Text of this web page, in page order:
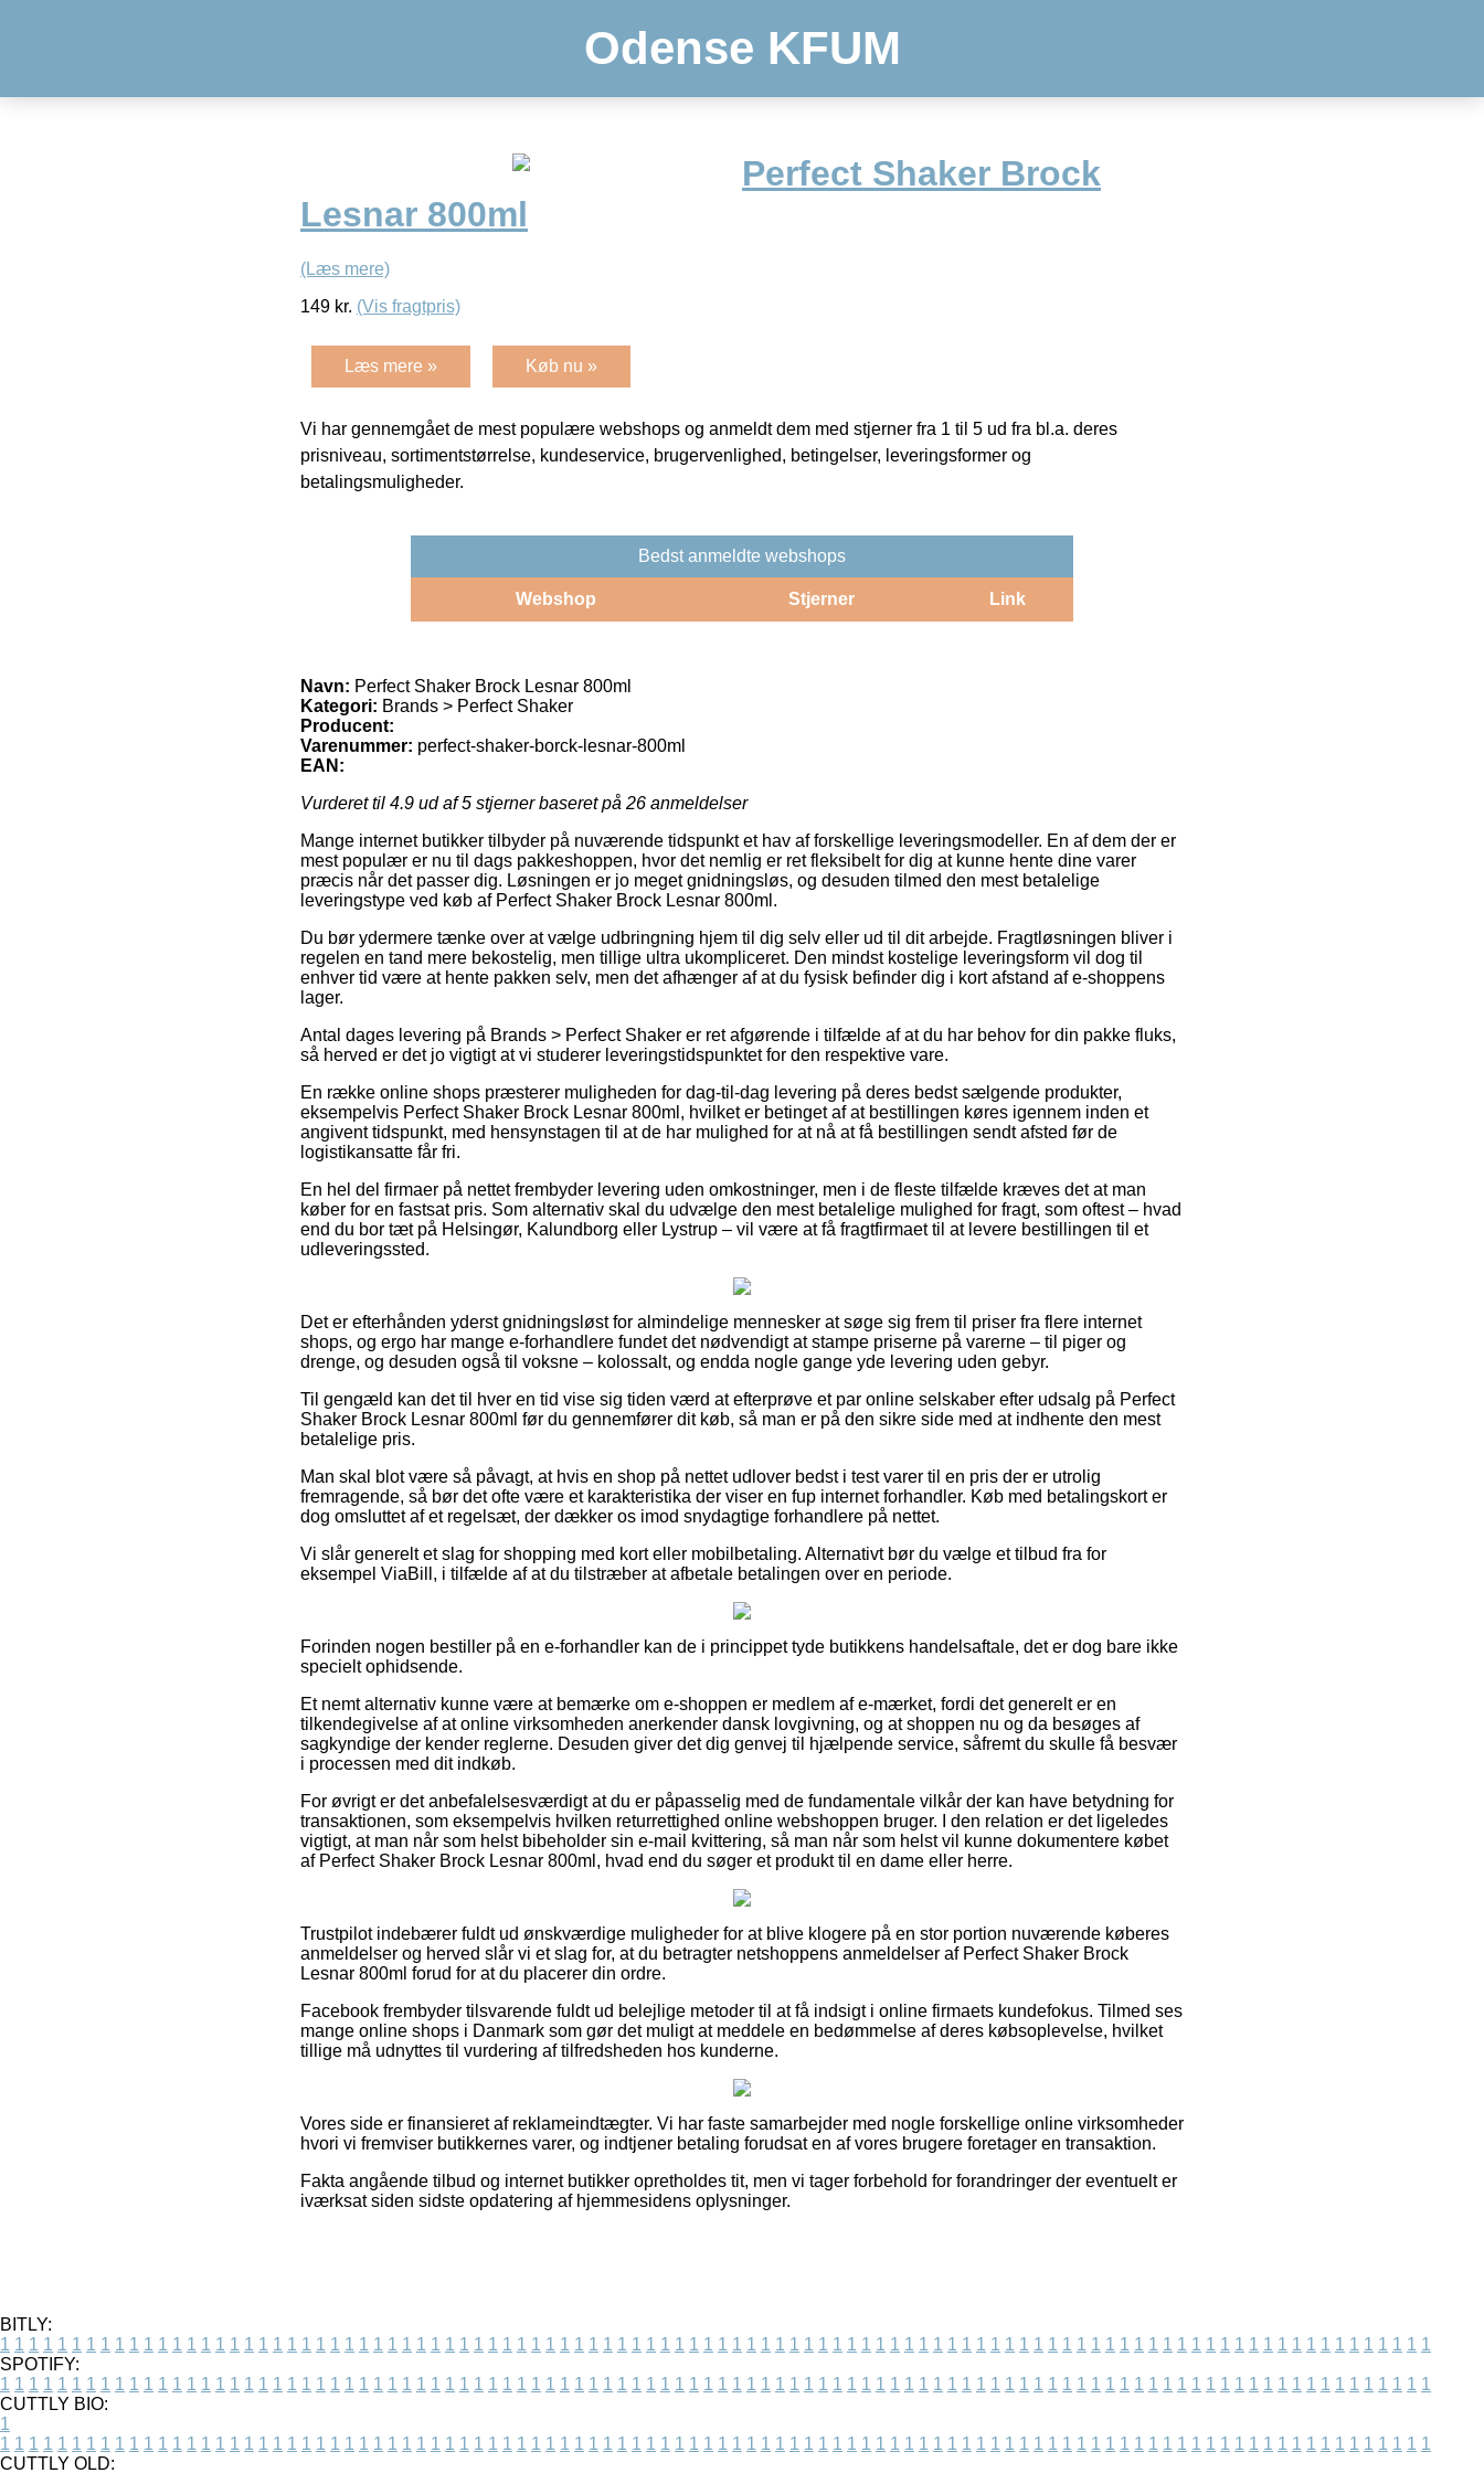
Odense KFUM
Perfect Shaker Brock
Lesnar 800ml
(Læs mere)
149 kr. (Vis fragtpris)
Læs mere » Køb nu »
Vi har gennemgået de mest populære webshops og anmeldt dem med stjerner fra 1 til 5 ud fra bl.a. deres
prisniveau, sortimentstørrelse, kundeservice, brugervenlighed, betingelser, leveringsformer og
betalingsmuligheder.
Bedst anmeldte webshops
Webshop Stjerner Link
Navn: Perfect Shaker Brock Lesnar 800ml
Kategori: Brands > Perfect Shaker
Producent:
Varenummer: perfect-shaker-borck-lesnar-800ml
EAN:
Vurderet til 4.9 ud af 5 stjerner baseret på 26 anmeldelser
Mange internet butikker tilbyder på nuværende tidspunkt et hav af forskellige leveringsmodeller. En af dem der er
mest populær er nu til dags pakkeshoppen, hvor det nemlig er ret fleksibelt for dig at kunne hente dine varer
præcis når det passer dig. Løsningen er jo meget gnidningsløs, og desuden tilmed den mest betalelige
leveringstype ved køb af Perfect Shaker Brock Lesnar 800ml.
Du bør ydermere tænke over at vælge udbringning hjem til dig selv eller ud til dit arbejde. Fragtløsningen bliver i
regelen en tand mere bekostelig, men tillige ultra ukompliceret. Den mindst kostelige leveringsform vil dog til
enhver tid være at hente pakken selv, men det afhænger af at du fysisk befinder dig i kort afstand af e-shoppens
lager.
Antal dages levering på Brands > Perfect Shaker er ret afgørende i tilfælde af at du har behov for din pakke fluks,
så herved er det jo vigtigt at vi studerer leveringstidspunktet for den respektive vare.
En række online shops præsterer muligheden for dag-til-dag levering på deres bedst sælgende produkter,
eksempelvis Perfect Shaker Brock Lesnar 800ml, hvilket er betinget af at bestillingen køres igennem inden et
angivent tidspunkt, med hensynstagen til at de har mulighed for at nå at få bestillingen sendt afsted før de
logistikansatte får fri.
En hel del firmaer på nettet frembyder levering uden omkostninger, men i de fleste tilfælde kræves det at man
køber for en fastsat pris. Som alternativ skal du udvælge den mest betalelige mulighed for fragt, som oftest – hvad
end du bor tæt på Helsingør, Kalundborg eller Lystrup – vil være at få fragtfirmaet til at levere bestillingen til et
udleveringssted.
Det er efterhånden yderst gnidningsløst for almindelige mennesker at søge sig frem til priser fra flere internet
shops, og ergo har mange e-forhandlere fundet det nødvendigt at stampe priserne på varerne – til piger og
drenge, og desuden også til voksne – kolossalt, og endda nogle gange yde levering uden gebyr.
Til gengæld kan det til hver en tid vise sig tiden værd at efterprøve et par online selskaber efter udsalg på Perfect
Shaker Brock Lesnar 800ml før du gennemfører dit køb, så man er på den sikre side med at indhente den mest
betalelige pris.
Man skal blot være så påvagt, at hvis en shop på nettet udlover bedst i test varer til en pris der er utrolig
fremragende, så bør det ofte være et karakteristika der viser en fup internet forhandler. Køb med betalingskort er
dog omsluttet af et regelsæt, der dækker os imod snydagtige forhandlere på nettet.
Vi slår generelt et slag for shopping med kort eller mobilbetaling. Alternativt bør du vælge et tilbud fra for
eksempel ViaBill, i tilfælde af at du tilstræber at afbetale betalingen over en periode.
Forinden nogen bestiller på en e-forhandler kan de i princippet tyde butikkens handelsaftale, det er dog bare ikke
specielt ophidsende.
Et nemt alternativ kunne være at bemærke om e-shoppen er medlem af e-mærket, fordi det generelt er en
tilkendegivelse af at online virksomheden anerkender dansk lovgivning, og at shoppen nu og da besøges af
sagkyndige der kender reglerne. Desuden giver det dig genvej til hjælpende service, såfremt du skulle få besvær
i processen med dit indkøb.
For øvrigt er det anbefalelsesværdigt at du er påpasselig med de fundamentale vilkår der kan have betydning for
transaktionen, som eksempelvis hvilken returrettighed online webshoppen bruger. I den relation er det ligeledes
vigtigt, at man når som helst bibeholder sin e-mail kvittering, så man når som helst vil kunne dokumentere købet
af Perfect Shaker Brock Lesnar 800ml, hvad end du søger et produkt til en dame eller herre.
Trustpilot indebærer fuldt ud ønskværdige muligheder for at blive klogere på en stor portion nuværende køberes
anmeldelser og herved slår vi et slag for, at du betragter netshoppens anmeldelser af Perfect Shaker Brock
Lesnar 800ml forud for at du placerer din ordre.
Facebook frembyder tilsvarende fuldt ud belejlige metoder til at få indsigt i online firmaets kundefokus. Tilmed ses
mange online shops i Danmark som gør det muligt at meddele en bedømmelse af deres købsoplevelse, hvilket
tillige må udnyttes til vurdering af tilfredsheden hos kunderne.
Vores side er finansieret af reklameindtægter. Vi har faste samarbejder med nogle forskellige online virksomheder
hvori vi fremviser butikkernes varer, og indtjener betaling forudsat en af vores brugere foretager en transaktion.
Fakta angående tilbud og internet butikker opretholdes tit, men vi tager forbehold for forandringer der eventuelt er
iværksat siden sidste opdatering af hjemmesidens oplysninger.
BITLY:
1 1 1 1 1 1 1 1 1 1 1 1 1 1 1 1 1 1 1 1 1 1 1 1 1 1 1 1 1 1 1 1 1 1 1 1 1 1 1 1 1 1 1 1 1 1 1 1 1 1 1 1 1 1 1 1 1 1 1 1 1 1 1 1 1 1 1 1 1 1 1 1 1 1 1 1 1 1 1 1 1 1 1 1 1 1 1 1 1 1 1 1 1 1 1 1 1 1 1 1
SPOTIFY:
1 1 1 1 1 1 1 1 1 1 1 1 1 1 1 1 1 1 1 1 1 1 1 1 1 1 1 1 1 1 1 1 1 1 1 1 1 1 1 1 1 1 1 1 1 1 1 1 1 1 1 1 1 1 1 1 1 1 1 1 1 1 1 1 1 1 1 1 1 1 1 1 1 1 1 1 1 1 1 1 1 1 1 1 1 1 1 1 1 1 1 1 1 1 1 1 1 1 1 1
CUTTLY BIO:
1
1 1 1 1 1 1 1 1 1 1 1 1 1 1 1 1 1 1 1 1 1 1 1 1 1 1 1 1 1 1 1 1 1 1 1 1 1 1 1 1 1 1 1 1 1 1 1 1 1 1 1 1 1 1 1 1 1 1 1 1 1 1 1 1 1 1 1 1 1 1 1 1 1 1 1 1 1 1 1 1 1 1 1 1 1 1 1 1 1 1 1 1 1 1 1 1 1 1 1 1
CUTTLY OLD: